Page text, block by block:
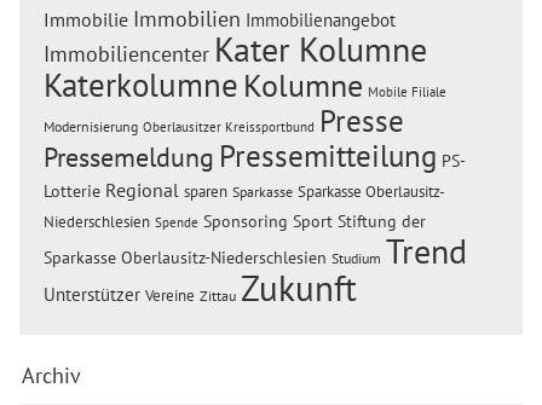
Immobilie Immobilien Immobilienangebot
Immobiliencenter Kater Kolumne
Katerkolumne Kolumne Mobile Filiale
Modernisierung Oberlausitzer Kreissportbund Presse
Pressemeldung Pressemitteilung PS-
Lotterie Regional sparen Sparkasse Sparkasse Oberlausitz-
Niederschlesien Spende Sponsoring Sport Stiftung der
Sparkasse Oberlausitz-Niederschlesien Studium Trend
Unterstützer Vereine Zittau Zukunft
Archiv